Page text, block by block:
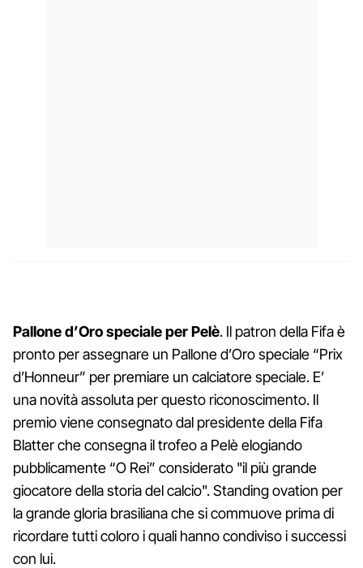
Pallone d’Oro speciale per Pelè. Il patron della Fifa è
pronto per assegnare un Pallone d’Oro speciale “Prix
d’Honneur” per premiare un calciatore speciale. E’
una novità assoluta per questo riconoscimento. Il
premio viene consegnato dal presidente della Fifa
Blatter che consegna il trofeo a Pelè elogiando
pubblicamente “O Rei” considerato "il più grande
giocatore della storia del calcio". Standing ovation per
la grande gloria brasiliana che si commuove prima di
ricordare tutti coloro i quali hanno condiviso i successi
con lui.